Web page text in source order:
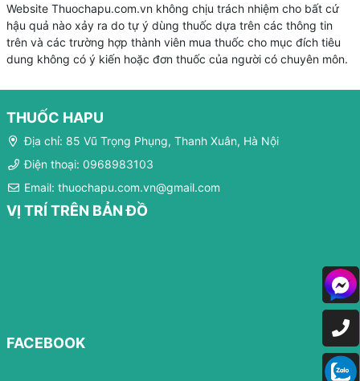
Website Thuochapu.com.vn không chịu trách nhiệm cho bất cứ
hậu quả nào xảy ra do tự ý dùng thuốc dựa trên các thông tin
trên và các trường hợp thành viên mua thuốc cho mục đích tiêu
dung không có ý kiến hoặc đơn thuốc của người có chuyên môn.
THUỐC HAPU
Địa chỉ: 85 Vũ Trọng Phụng, Thanh Xuân, Hà Nội
Điện thoại: 0968983103
Email: thuochapu.com.vn@gmail.com
VỊ TRÍ TRÊN BẢN ĐỒ
FACEBOOK